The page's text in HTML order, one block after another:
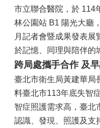
市立聯合醫院，於 114
林公園站 B1 陽光大廳
月記者會暨成果發表展
於記憶、同理與陪伴的
跨局處攜手合作 及
臺北市衛生局黃建華局
料臺北市113年底失智
智症照護需求高，臺北
認識、發現、照護及支